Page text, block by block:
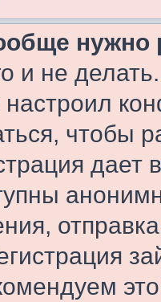
нужно
и не
настроил
чтобы